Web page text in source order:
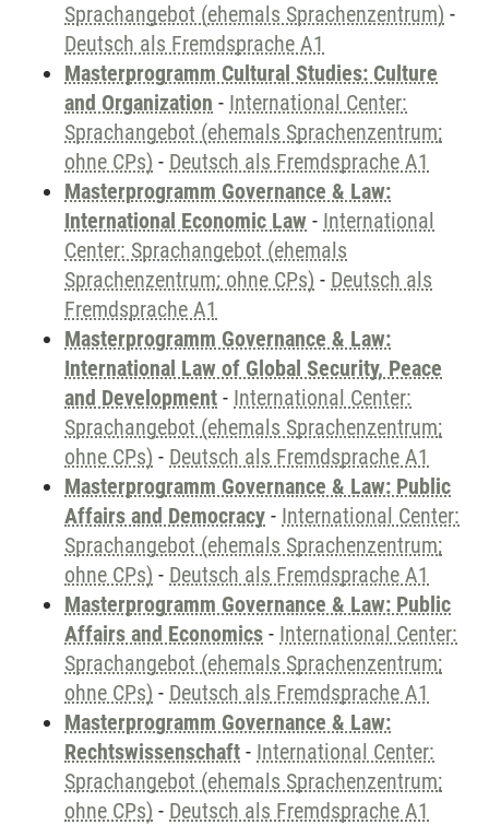
Sprachangebot (ehemals Sprachenzentrum) -
Deutsch als Fremdsprache A1
Masterprogramm Cultural Studies: Culture
and Organization - International Center:
Sprachangebot (ehemals Sprachenzentrum;
ohne CPs) - Deutsch als Fremdsprache A1
Masterprogramm Governance & Law:
International Economic Law - International
Center: Sprachangebot (ehemals
Sprachenzentrum; ohne CPs) - Deutsch als
Fremdsprache A1
Masterprogramm Governance & Law:
International Law of Global Security, Peace
and Development - International Center:
Sprachangebot (ehemals Sprachenzentrum;
ohne CPs) - Deutsch als Fremdsprache A1
Masterprogramm Governance & Law: Public
Affairs and Democracy - International Center:
Sprachangebot (ehemals Sprachenzentrum;
ohne CPs) - Deutsch als Fremdsprache A1
Masterprogramm Governance & Law: Public
Affairs and Economics - International Center:
Sprachangebot (ehemals Sprachenzentrum;
ohne CPs) - Deutsch als Fremdsprache A1
Masterprogramm Governance & Law:
Rechtswissenschaft - International Center:
Sprachangebot (ehemals Sprachenzentrum;
ohne CPs) - Deutsch als Fremdsprache A1